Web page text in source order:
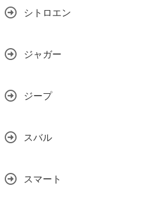
シトロエン
ジャガー
ジープ
スバル
スマート